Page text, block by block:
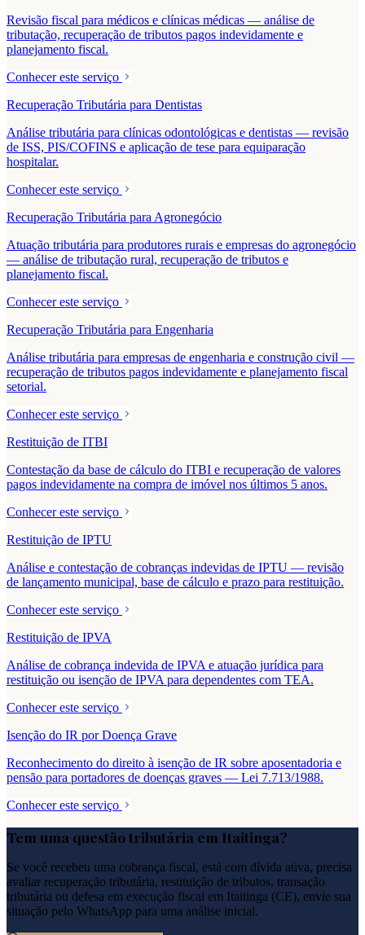
Revisão fiscal para médicos e clínicas médicas — análise de
tributação, recuperação de tributos pagos indevidamente e
planejamento fiscal.
Conhecer este serviço
Recuperação Tributária para Dentistas
Análise tributária para clínicas odontológicas e dentistas — revisão
de ISS, PIS/COFINS e aplicação de tese para equiparação
hospitalar.
Conhecer este serviço
Recuperação Tributária para Agronegócio
Atuação tributária para produtores rurais e empresas do agronegócio
— análise de tributação rural, recuperação de tributos e
planejamento fiscal.
Conhecer este serviço
Recuperação Tributária para Engenharia
Análise tributária para empresas de engenharia e construção civil —
recuperação de tributos pagos indevidamente e planejamento fiscal
setorial.
Conhecer este serviço
Restituição de ITBI
Contestação da base de cálculo do ITBI e recuperação de valores
pagos indevidamente na compra de imóvel nos últimos 5 anos.
Conhecer este serviço
Restituição de IPTU
Análise e contestação de cobranças indevidas de IPTU — revisão
de lançamento municipal, base de cálculo e prazo para restituição.
Conhecer este serviço
Restituição de IPVA
Análise de cobrança indevida de IPVA e atuação jurídica para
restituição ou isenção de IPVA para dependentes com TEA.
Conhecer este serviço
Isenção do IR por Doença Grave
Reconhecimento do direito à isenção de IR sobre aposentadoria e
pensão para portadores de doenças graves — Lei 7.713/1988.
Conhecer este serviço
Tem uma questão tributária em Itaitinga?
Se você recebeu uma cobrança fiscal, está com dívida ativa, precisa
avaliar recuperação tributária, restituição de tributos, transação
tributária ou defesa em execução fiscal em Itaitinga (CE), envie sua
situação pelo WhatsApp para uma análise inicial.